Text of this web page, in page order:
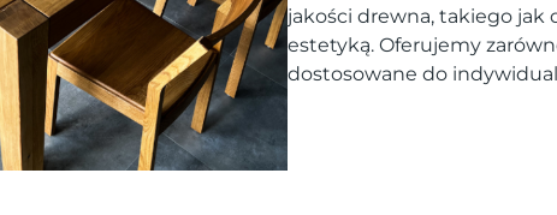
jakości drewna, takiego jak
estetyką. Oferujemy
dostosowane do